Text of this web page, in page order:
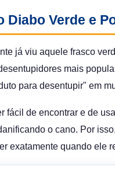
Diabo Verde e
já viu aquele frasco
mais
para desentupir" em
fácil de encontrar e de
o cano. Por
exatamente quando ele